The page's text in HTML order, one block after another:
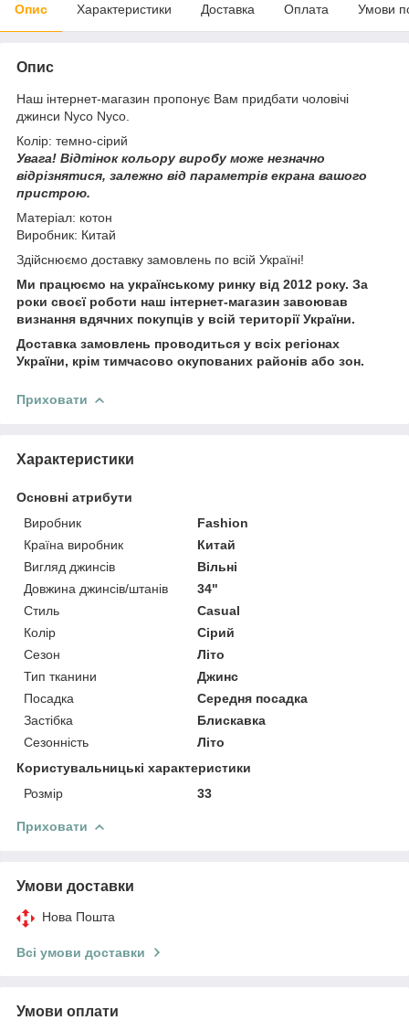
Опис Характеристики Доставка Оплата Умови
Опис
Наш інтернет-магазин пропонує Вам придбати чоловічі
джинси Nyco Nyco.
Колір: темно-сірий
Увага! Відтінок кольору виробу може незначно
відрізнятися, залежно від параметрів екрана вашого
пристрою.
Матеріал: котон
Виробник: Китай
Здійснюємо доставку замовлень по всій Україні!
Ми працюємо на українському ринку від 2012 року. За
роки своєї роботи наш інтернет-магазин завоював
визнання вдячних покупців у всій території України.
Доставка замовлень проводиться у всіх регіонах
України, крім тимчасово окупованих районів або зон.
Приховати
Характеристики
Основні атрибути
Виробник
Fashion
Країна виробник
Китай
Вигляд джинсів
Вільні
Довжина джинсів/штанів
34"
Стиль
Casual
Колір
Сірий
Сезон
Літо
Тип тканини
Джинс
Посадка
Середня посадка
Застібка
Блискавка
Сезонність
Літо
Користувальницькі характеристики
Розмір
33
Приховати
Умови доставки
Нова Пошта
Всі умови доставки
Умови оплати